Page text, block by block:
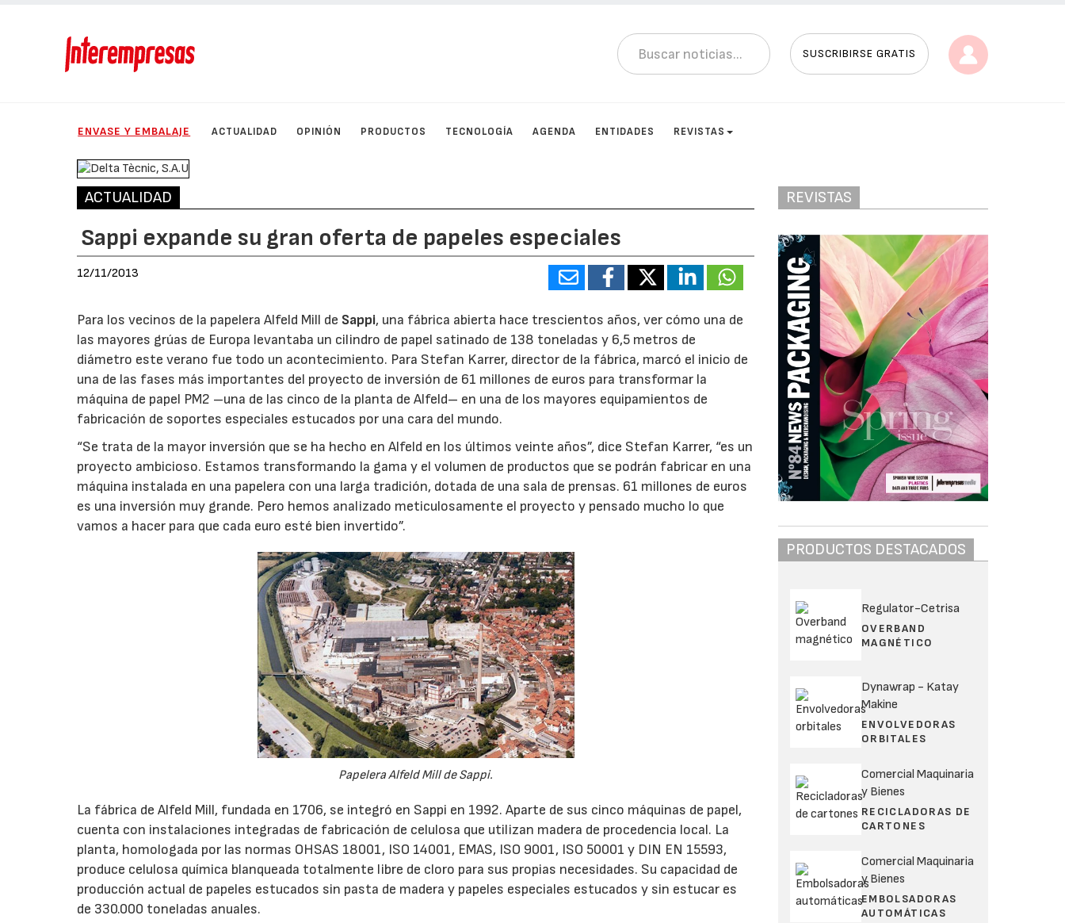
SUSCRIBIRSE GRATIS
ENVASE Y EMBALAJE ACTUALIDAD OPINIÓN PRODUCTOS TECNOLOGÍA AGENDA ENTIDADES REVISTAS
ACTUALIDAD
Sappi expande su gran oferta de papeles especiales
12/11/2013
Para los vecinos de la papelera Alfeld Mill de Sappi, una fábrica abierta hace trescientos años, ver cómo una de
las mayores grúas de Europa levantaba un cilindro de papel satinado de 138 toneladas y 6,5 metros de
diámetro este verano fue todo un acontecimiento. Para Stefan Karrer, director de la fábrica, marcó el inicio de
una de las fases más importantes del proyecto de inversión de 61 millones de euros para transformar la
máquina de papel PM2 –una de las cinco de la planta de Alfeld– en una de los mayores equipamientos de
fabricación de soportes especiales estucados por una cara del mundo.
“Se trata de la mayor inversión que se ha hecho en Alfeld en los últimos veinte años”, dice Stefan Karrer, “es un
proyecto ambicioso. Estamos transformando la gama y el volumen de productos que se podrán fabricar en una
máquina instalada en una papelera con una larga tradición, dotada de una sala de prensas. 61 millones de euros
es una inversión muy grande. Pero hemos analizado meticulosamente el proyecto y pensado mucho lo que
vamos a hacer para que cada euro esté bien invertido”.
Papelera Alfeld Mill de Sappi.
La fábrica de Alfeld Mill, fundada en 1706, se integró en Sappi en 1992. Aparte de sus cinco máquinas de papel,
cuenta con instalaciones integradas de fabricación de celulosa que utilizan madera de procedencia local. La
planta, homologada por las normas OHSAS 18001, ISO 14001, EMAS, ISO 9001, ISO 50001 y DIN EN 15593,
produce celulosa química blanqueada totalmente libre de cloro para sus propias necesidades. Su capacidad de
producción actual de papeles estucados sin pasta de madera y papeles especiales estucados y sin estucar es
de 330.000 toneladas anuales.
REVISTAS
PRODUCTOS DESTACADOS
Regulator-Cetrisa
OVERBAND
MAGNÉTICO
Dynawrap - Katay
Makine
ENVOLVEDORAS
ORBITALES
Comercial Maquinaria
y Bienes
RECICLADORAS DE
CARTONES
Comercial Maquinaria
y Bienes
EMBOLSADORAS
AUTOMÁTICAS